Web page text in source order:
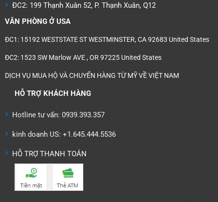
ĐC2: 199 Thạnh Xuân 52, P. Thạnh Xuân, Q12
VĂN PHÒNG Ở USA
ĐC1: 15192 WESTSTATE ST WESTMINSTER, CA 92683 United States
ĐC2: 1523 SW Marlow AVE , OR 97225 United States
DỊCH VỤ MUA HỘ VÀ CHUYỂN HÀNG TỪ MỸ VỀ VIỆT NAM
HỖ TRỢ KHÁCH HÀNG
Hotline tư vấn: 0939.393.357
kinh doanh US: +1.645.444.5536
HỖ TRỢ THANH TOÁN